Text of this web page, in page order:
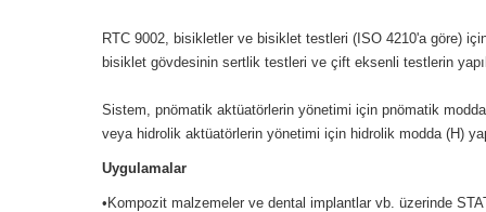
RTC 9002, bisikletler ve bisiklet testleri (ISO 4210'a göre)
bisiklet gövdesinin sertlik testleri ve çift eksenli testlerin
Sistem, pnömatik aktüatörlerin yönetimi için pnömatik
veya hidrolik aktüatörlerin yönetimi için hidrolik modda (H)
Uygulamalar
•Kompozit malzemeler ve dental implantlar vb. üzerinde